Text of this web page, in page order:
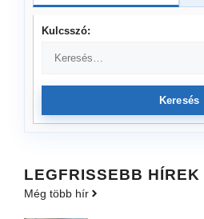
Kulcsszó:
Keresés
LEGFRISSEBB HÍREK
Még több hír